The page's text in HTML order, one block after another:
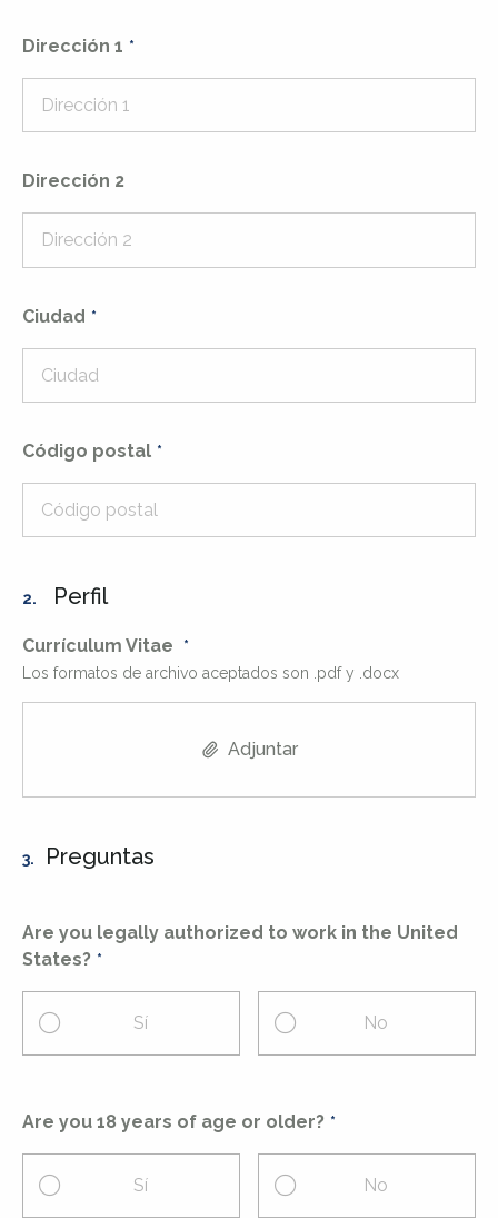
Dirección 1
Dirección 2
Ciudad
Código postal
2. Perfil
Currículum Vitae
Los formatos de archivo aceptados son .pdf y .docx
Adjuntar
3. Preguntas
Are you legally authorized to work in the United
States?
Sí No
Are you 18 years of age or older?
Sí No